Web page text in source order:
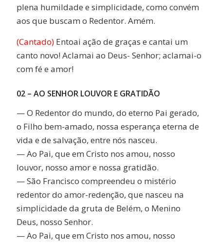
plena humildade e simplicidade, como convém
aos que buscam o Redentor. Amém.
(Cantado)Entoai ação de graças e cantai um
canto novo! Aclamai ao Deus- Senhor; aclamai-o
com fé e amor!
02 – AO SENHOR LOUVOR E GRATIDÃO
— O Redentor do mundo, do eterno Pai gerado,
o Filho bem-amado, nossa esperança eterna de
vida e de salvação, entre nós nasceu.
— Ao Pai, que em Cristo nos amou, nosso
louvor, nosso amor e nossa gratidão.
— São Francisco compreendeu o mistério
redentor do amor-redenção, que nasceu na
simplicidade da gruta de Belém, o Menino
Deus, nosso Senhor.
— Ao Pai, que em Cristo nos amou, nosso